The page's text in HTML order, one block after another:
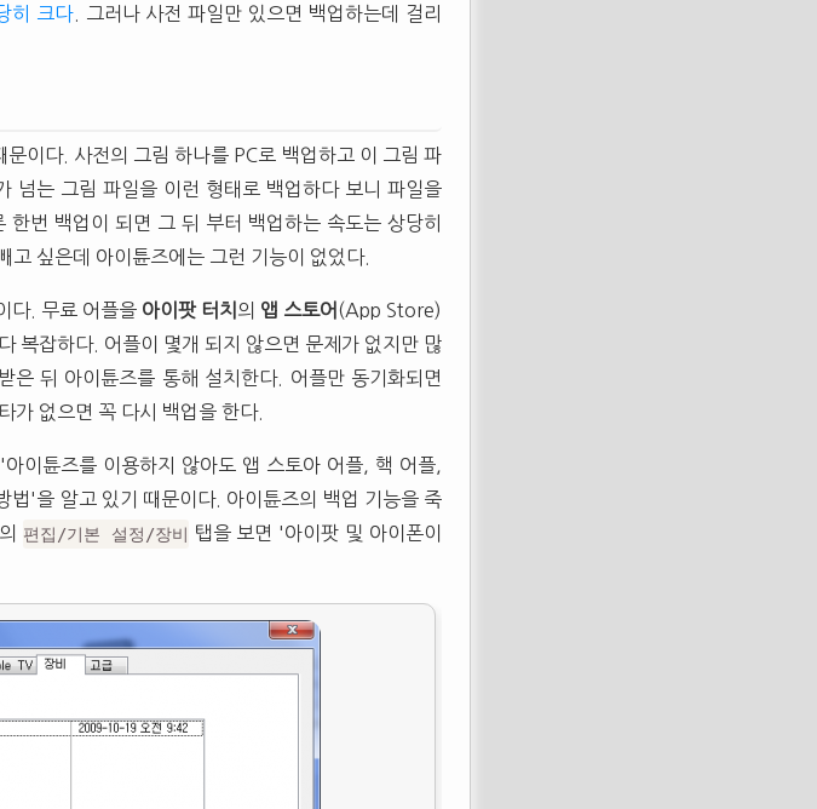
히 크다. 그러나 사전 파일만 있으면 백업하는데 걸리
이다. 사전의 그림 하나를 PC로 백업하고 이 그림 파
넘는 그림 파일을 이런 형태로 백업하다 보니 파일을
번 백업이 되면 그 뒤 부터 백업하는 속도는 상당히
싶은데 아이튠즈에는 그런 기능이 없었다.
다. 무료 어플을 아이팟 터치 의 앱 스토어 (App Store)
복잡하다. 어플이 몇개 되지 않으면 문제가 없지만 많
은 뒤 아이튠즈를 통해 설치한다. 어플만 동기화되면
가 없으면 꼭 다시 백업을 한다.
이튠즈를 이용하지 않아도 앱 스토아 어플, 핵 어플,
법'을 알고 있기 때문이다. 아이튠즈의 백업 기능을 죽
편집/기본 설정/장비 탭을 보면 '아이팟 및 아이폰이